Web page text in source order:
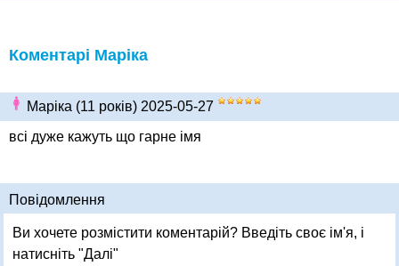
Коментарі Маріка
Маріка (11 років) 2025-05-27
всі дуже кажуть що гарне імя
Повідомлення
Ви хочете розмістити коментарій? Введіть своє ім'я, і
натисніть "Далі"